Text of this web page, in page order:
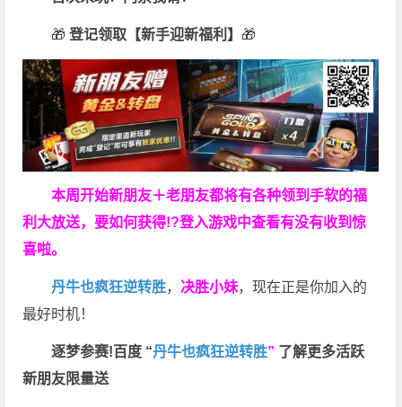
🎁 登记领取【新手迎新福利】 🎁
本周开始新朋友＋老朋友都将有各种领到手软的福
利大放送，要如何获得!?登入游戏中查看有没有收到惊
喜啦。
丹牛也疯狂逆转胜， 决胜小妹，现在正是你加入的
最好时机！
逐梦参赛!百度 “丹牛也疯狂逆转胜” 了解更多活跃
新朋友限量送